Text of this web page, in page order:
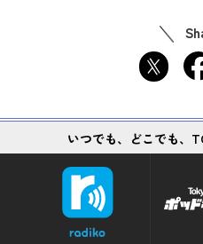
いつでも、どこでも、